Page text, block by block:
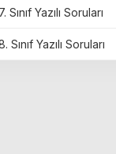
Sınıf Yazılı Soruları
Sınıf Yazılı Soruları